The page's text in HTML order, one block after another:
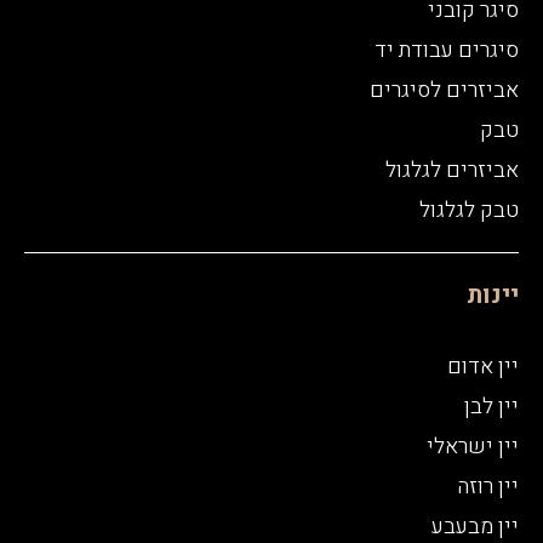
סיגר קובני
סיגרים עבודת יד
אביזרים לסיגרים
טבק
אביזרים לגלגול
טבק לגלגול
יינות
יין אדום
יין לבן
יין ישראלי
יין רוזה
יין מבעבע